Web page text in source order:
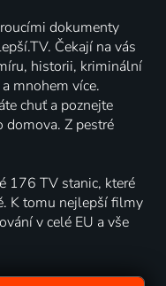
dokumenty
Čekají na vás
historii, kriminální
mnohem více.
chuť a poznejte
domova. Z pestré
176 TV stanic, které
K tomu nejlepší filmy
v celé EU a vše